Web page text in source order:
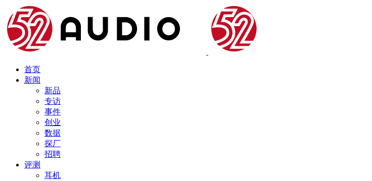
首页
新闻
新品
专访
事件
创业
数据
探厂
招聘
评测
耳机